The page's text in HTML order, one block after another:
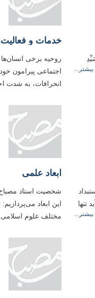
خدمات و
روحیه برخى
اجتماعى پیرامون
انحرافات، به شدت
تنها
ابعاد علمى
شخصیت استاد مصباح
این ابعاد
مختلف علوم اسلامى